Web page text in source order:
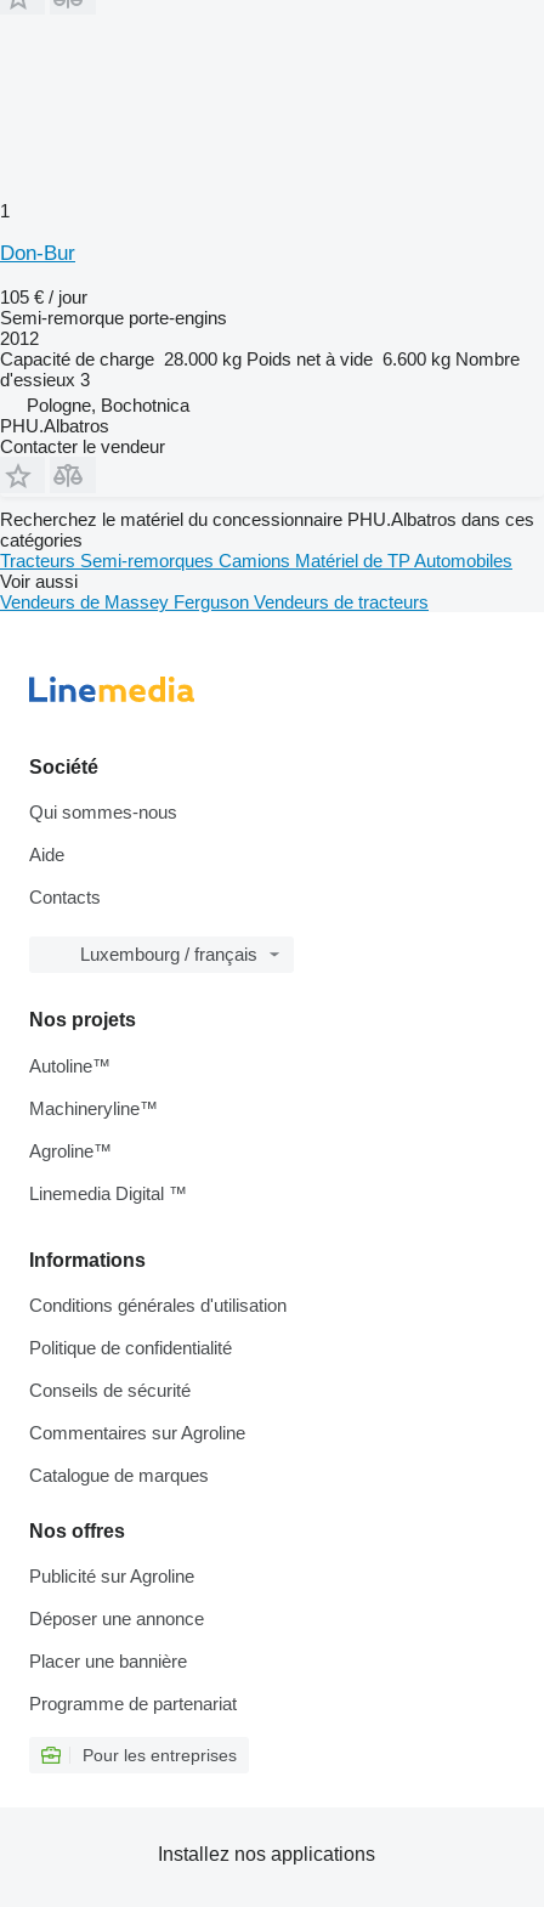
1
Don-Bur
105 € / jour
Semi-remorque porte-engins
2012
Capacité de charge 28.000 kg Poids net à vide 6.600 kg Nombre
d'essieux 3
Pologne, Bochotnica
PHU.Albatros
Contacter le vendeur
Recherchez le matériel du concessionnaire PHU.Albatros dans ces
catégories
Tracteurs Semi-remorques Camions Matériel de TPAutomobiles
Voir aussi
Vendeurs de Massey Ferguson Vendeurs de tracteurs
Société
Qui sommes-nous
Aide
Contacts
Luxembourg / français
Informations
Conditions générales d'utilisation
Politique de confidentialité
Conseils de sécurité
Commentaires sur Agroline
Catalogue de marques
Nos offres
Publicité sur Agroline
Déposer une annonce
Placer une bannière
Programme de partenariat
Pour les entreprises
Nos projets
Autoline™
Machineryline™
Agroline™
Linemedia Digital ™
Installez nos applications